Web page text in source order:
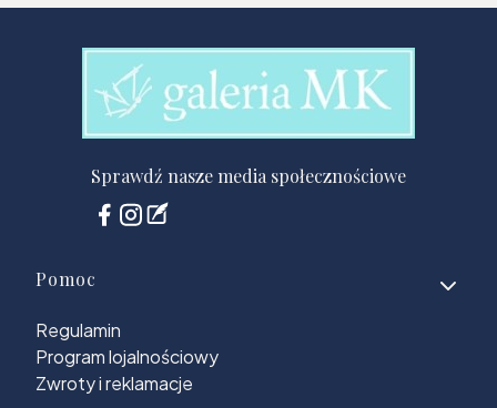
Sprawdź nasze media społecznościowe
Linki w stopce
Pomoc
Regulamin
Program lojalnościowy
Zwroty i reklamacje